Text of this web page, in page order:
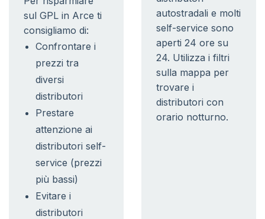
sul GPL in Arce ti
consigliamo di:
Confrontare i
prezzi tra
diversi
distributori
Prestare
attenzione ai
distributori self-
service (prezzi
più bassi)
Evitare i
distributori
autostradali e molti
self-service sono
aperti 24 ore su
24. Utilizza i filtri
sulla mappa per
trovare i
distributori con
orario notturno.